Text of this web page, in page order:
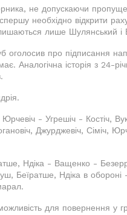
не допускаючи
необхідно відкрити
лише Шулянський і
оголосив про підписання
Аналогічна історія з 24-
- Угрешіч - Костіч,
Джурджевіч, Сіміч,
Ндіка - Ващенко -
Беїратше, Ндіка в
для повернення у